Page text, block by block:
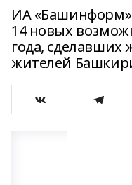
ИА «Башинформ»
14 новых
года, сделавших
жителей